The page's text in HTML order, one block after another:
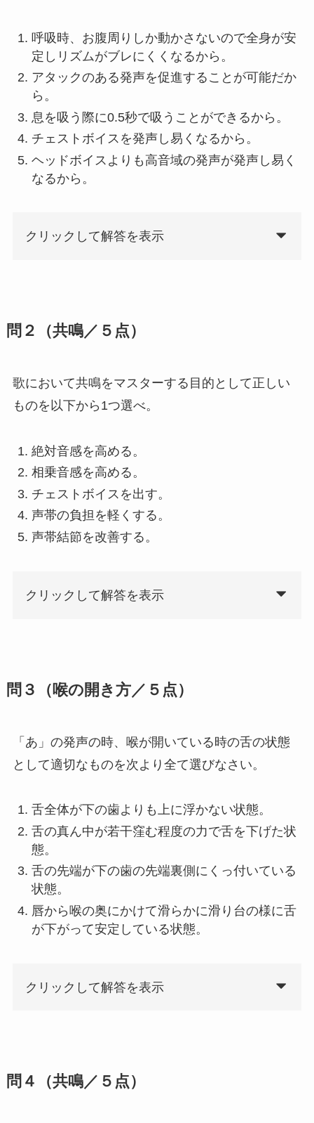
呼吸時、お腹周りしか動かさないので全身が安
定しリズムがブレにくくなるから。
アタックのある発声を促進することが可能だか
ら。
息を吸う際に0.5秒で吸うことができるから。
チェストボイスを発声し易くなるから。
ヘッドボイスよりも高音域の発声が発声し易く
なるから。
クリックして解答を表示
問２（共鳴／５点）
歌において共鳴をマスターする目的として正しい
ものを以下から1つ選べ。
絶対音感を高める。
相乗音感を高める。
チェストボイスを出す。
声帯の負担を軽くする。
声帯結節を改善する。
クリックして解答を表示
問３（喉の開き方／５点）
「あ」の発声の時、喉が開いている時の舌の状態
として適切なものを次より全て選びなさい。
舌全体が下の歯よりも上に浮かない状態。
舌の真ん中が若干窪む程度の力で舌を下げた状
態。
舌の先端が下の歯の先端裏側にくっ付いている
状態。
唇から喉の奥にかけて滑らかに滑り台の様に舌
が下がって安定している状態。
クリックして解答を表示
問４（共鳴／５点）